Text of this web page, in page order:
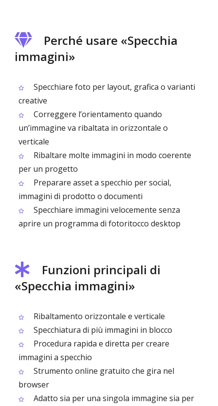
Perché usare «Specchia
immagini»
Specchiare foto per layout, grafica o varianti
creative
Correggere l’orientamento quando
un’immagine va ribaltata in orizzontale o
verticale
Ribaltare molte immagini in modo coerente
per un progetto
Preparare asset a specchio per social,
immagini di prodotto o documenti
Specchiare immagini velocemente senza
aprire un programma di fotoritocco desktop
Funzioni principali di
«Specchia immagini»
Ribaltamento orizzontale e verticale
Specchiatura di più immagini in blocco
Procedura rapida e diretta per creare
immagini a specchio
Strumento online gratuito che gira nel
browser
Adatto sia per una singola immagine sia per